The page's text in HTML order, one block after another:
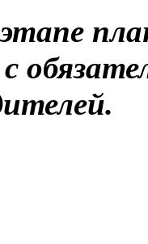
с